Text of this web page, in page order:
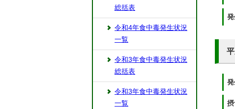
発
総括表
令和4年食中毒発生状況
一覧
令和3年食中毒発生状況
総括表
令和3年食中毒発生状況
一覧